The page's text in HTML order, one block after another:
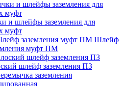
и шлейфы заземления для
муфт
Шлейф
муфт ПМ
шлейф заземления ПЗ